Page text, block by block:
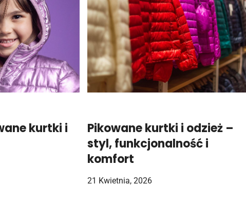
kurtki i
Pikowane kurtki i odzież –
styl, funkcjonalność i
komfort
21 Kwietnia, 2026